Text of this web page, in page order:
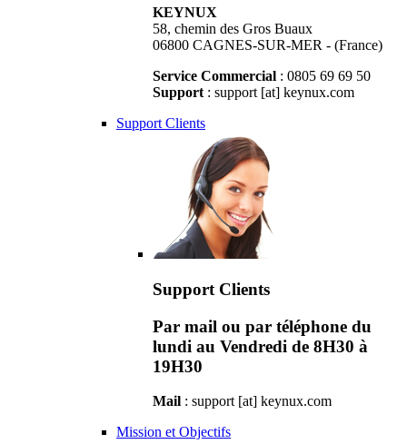
KEYNUX
58, chemin des Gros Buaux
06800 CAGNES-SUR-MER - (France)
Service Commercial : 0805 69 69 50
Support : support [at] keynux.com
Support Clients
Support Clients
Par mail ou par téléphone du
lundi au Vendredi de 8H30 à
19H30
Mail : support [at] keynux.com
Mission et Objectifs